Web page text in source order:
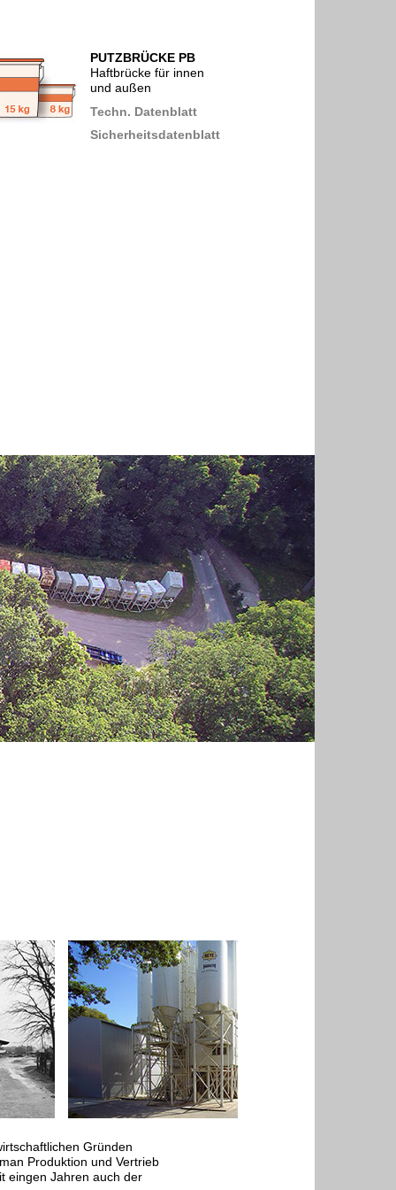
PUTZBRÜCKE PB
Haftbrücke für innen
und außen
Techn. Datenblatt
Sicherheitsdatenblatt
Gründen
Produktion und Vertrieb
eingen Jahren auch der